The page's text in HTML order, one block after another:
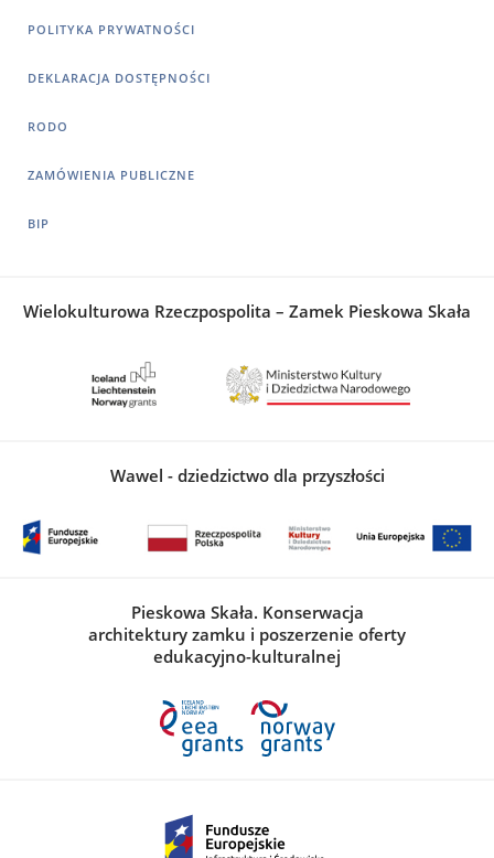
POLITYKA PRYWATNOŚCI
DEKLARACJA DOSTĘPNOŚCI
RODO
ZAMÓWIENIA PUBLICZNE
BIP
Wielokulturowa Rzeczpospolita – Zamek Pieskowa Skała
Wawel - dziedzictwo dla przyszłości
Pieskowa Skała. Konserwacja
architektury zamku i poszerzenie oferty
edukacyjno-kulturalnej